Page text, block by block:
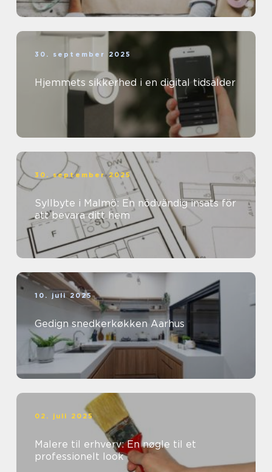
30. september 2025
Hjemmets sikkerhed i en digital tidsalder
30. september 2025
Syllbyte i Malmö: En nödvändig insats för
att bevara ditt hem
10. juli 2025
Gedign snedkerkøkken Aarhus
02. juli 2025
Malere til erhverv: En nøgle til et
professionelt look